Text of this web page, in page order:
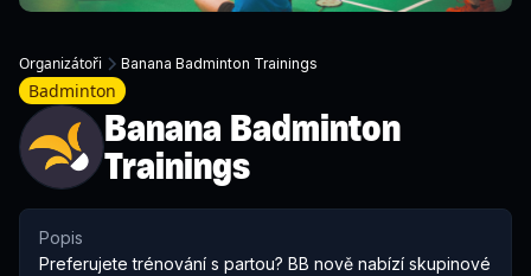
Organizátoři Banana Badminton Trainings
Badminton
Banana Badminton
Trainings
Popis
Preferujete trénování s partou? BB nově nabízí skupinové